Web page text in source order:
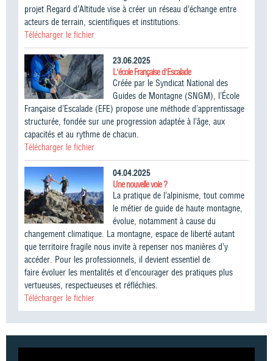
projet Regard d’Altitude vise à créer un réseau d’échange entre
acteurs de terrain, scientifiques et institutions.
Télécharger le fichier
23.06.2025
L'école Française d'Escalade
Créée par le Syndicat National des
Guides de Montagne (SNGM), l’École
Française d’Escalade (EFE) propose une méthode d’apprentissage
structurée, fondée sur une progression adaptée à l’âge, aux
capacités et au rythme de chacun.
Télécharger le fichier
04.04.2025
Une nouvelle voie ?
La pratique de l’alpinisme, tout comme
le métier de guide de haute montagne,
évolue, notamment à cause du
changement climatique. La montagne, espace de liberté autant
que territoire fragile nous invite à repenser nos manières d’y
accéder. Pour les professionnels, il devient essentiel de
faire évoluer les mentalités et d’encourager des pratiques plus
vertueuses, respectueuses et réfléchies.
Télécharger le fichier